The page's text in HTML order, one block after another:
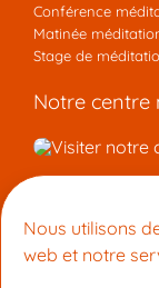
Nous utilisons
web et notre
Conférence
Matinée
Stage de
Notre centre
Centre de
15 Rue du